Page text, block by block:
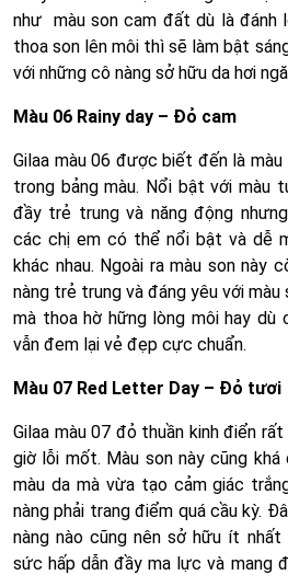
như màu son cam đất dù là đánh
thoa son lên môi thì sẽ làm bật
với những cô nàng sở hữu da hơi
Màu 06 Rainy day – Đỏ cam
Gilaa màu 06 được biết đến là
trong bảng màu. Nổi bật với màu
đầy trẻ trung và năng động
các chị em có thể nổi bật và dễ
khác nhau. Ngoài ra màu son này
nàng trẻ trung và đáng yêu với màu
mà thoa hờ hững lòng môi hay dù
vẫn đem lại vẻ đẹp cực chuẩn.
Màu 07 Red Letter Day – Đỏ tươi
Gilaa màu 07 đỏ thuần kinh điển
giờ lỗi mốt. Màu son này cũng
màu da mà vừa tạo cảm giác
nàng phải trang điểm quá cầu kỳ.
nàng nào cũng nên sở hữu ít
sức hấp dẫn đầy ma lực và mang